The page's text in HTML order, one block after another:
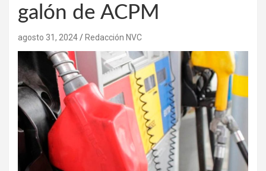
galón de ACPM
agosto 31, 2024 Redacción NVC